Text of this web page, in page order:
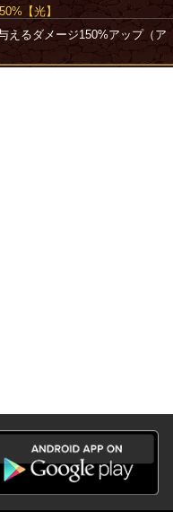
【光】
えるダメージ150%アップ（ア